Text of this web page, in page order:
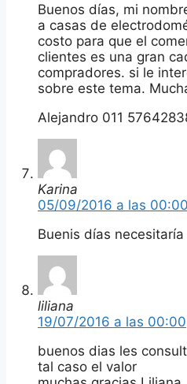
Buenos días, mi
a casas de
costo para que el
clientes es una gran
compradores. si le
sobre este tema.
Alejandro 011
Karina
05/09/2016 a las 00:00
Buenis días
liliana
19/07/2016 a las 00:00
buenos dias les
tal caso el valor